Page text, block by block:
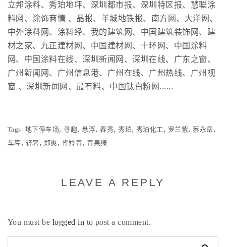
立邦涂料、秀珀地坪、深圳都市报、深圳特区报、慧聪涂
料网、涂饰商情 、晶报、羊城地铁报、南方网、大洋网、
中外涂料网、涂料经、我的建筑网、中国建筑装饰网、建
材之家、九正建材网、中国建材网、十环网、中国涂料
网、中国涂料在线、深圳新闻网、深圳在线、广东之窗、
广州新闻网、广州信息港、广州在线、广州热线、广州视
窗 、深圳新闻网、最有料、中国钛白粉网......
Tags: 地下停车场, 寻趣,悬浮,春秀,秀珀,秀珀化工 , 罗兰紫,蔡永岳,
车库, 轻奢, 郑爽, 雀羚青,青果绿
LEAVE A REPLY
You must be logged in to post a comment.